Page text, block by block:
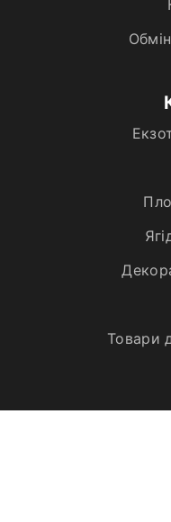
Товари